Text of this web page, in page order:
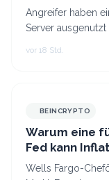
Angreifer haben
Server
gestohlen. Es ist
vor 18 Std.
BEINCRYPTO
Warum eine
Fed kann
besiegen
Wells Fargo-